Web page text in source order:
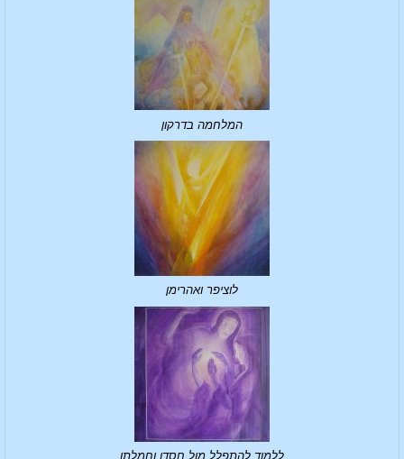
המלחמה בדרקון
לוציפר ואהרימן
ללמוד להתפלל מול חסדו וחמלתו